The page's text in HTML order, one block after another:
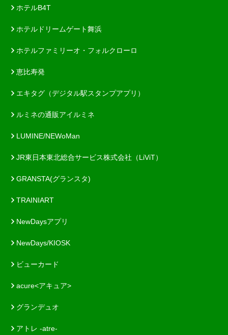
ホテルB4T
ホテルドリームゲート舞浜
ホテルファミリーオ・フォルクローロ
恵比寿発
エキタグ（デジタル駅スタンプアプリ）
ルミネの通販アイルミネ
LUMINE/NEWoMan
JR東日本東北総合サービス株式会社（LiViT）
GRANSTA(グランスタ)
TRAINIART
NewDaysアプリ
NewDays/KIOSK
ビューカード
acure<アキュア>
グランデュオ
アトレ -atre-